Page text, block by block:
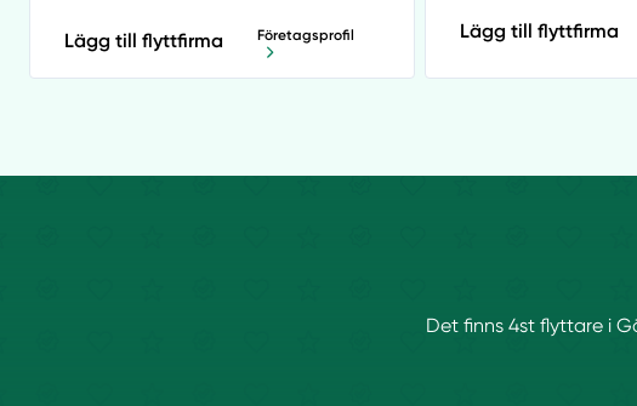
Lägg till flyttfirma Företagsprofil Lägg till flyttfirma
Det finns 4st flyttare i